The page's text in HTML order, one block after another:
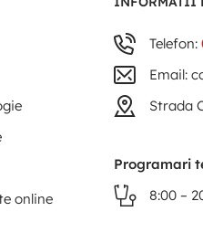
online
Telefon:
Email:
Strada
Programari
8:00 –